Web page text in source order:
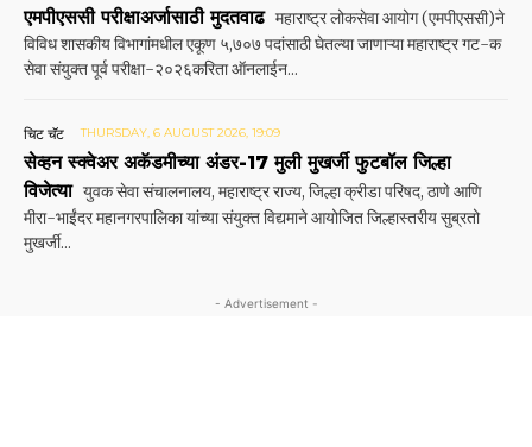
एमपीएससी परीक्षाअर्जासाठी मुदतवाढ महाराष्ट्र लोकसेवा आयोग (एमपीएससी)ने
विविध शासकीय विभागांमधील एकूण ५,७०७ पदांसाठी घेतल्या जाणाऱ्या महाराष्ट्र गट-क
सेवा संयुक्त पूर्व परीक्षा-२०२६करिता ऑनलाईन...
चिट चॅट THURSDAY, 6 AUGUST 2026, 19:09
सेव्हन स्क्वेअर अकॅडमीच्या अंडर-17 मुली मुखर्जी फुटबॉल जिल्हा
विजेत्या युवक सेवा संचालनालय, महाराष्ट्र राज्य, जिल्हा क्रीडा परिषद, ठाणे आणि
मीरा-भाईंदर महानगरपालिका यांच्या संयुक्त विद्यमाने आयोजित जिल्हास्तरीय सुब्रतो
मुखर्जी...
- Advertisement -